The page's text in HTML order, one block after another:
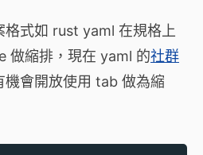
格式如 rust yaml 在規格上
做縮排，現在 yaml 的社群
機會開放使用 tab 做為縮